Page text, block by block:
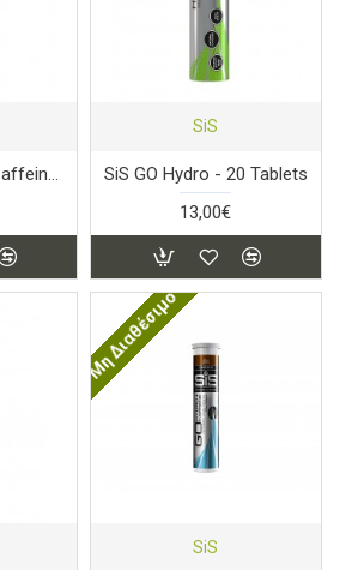
SiS Go Energy + Caffeine Gel 60ml (Κόλα)
SiS
SiS GO Hydro - 20 Tablets
13,00€
Μη Διαθέσιμο
SiS